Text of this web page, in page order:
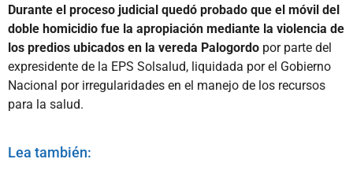
Durante el proceso judicial quedó probado que el móvil del
doble homicidio fue la apropiación mediante la violencia de
los predios ubicados en la vereda Palogordo por parte del
expresidente de la EPS Solsalud, liquidada por el Gobierno
Nacional por irregularidades en el manejo de los recursos
para la salud.
Lea también: